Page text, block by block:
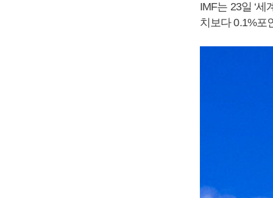
IMF는 23일 ‘
치보다 0.1%포